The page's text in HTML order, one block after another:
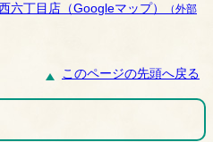
六丁目店（Googleマップ）
（外部
このページの先頭へ戻る